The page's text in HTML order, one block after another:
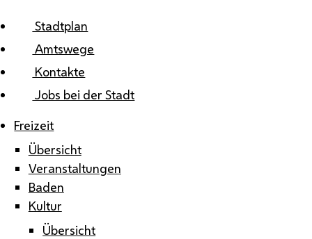
Stadtplan
Amtswege
Kontakte
Jobs bei der Stadt
Freizeit
Übersicht
Veranstaltungen
Baden
Kultur
Übersicht